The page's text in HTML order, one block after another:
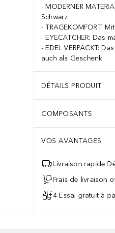
MODERNER
Schwarz
TRAGEKOMFORT:
EYECATCHER: Das
EDEL VERPACKT:
auch als Geschenk
DÉTAILS PRODUIT
COMPOSANTS
VOS AVANTAGES
Livraison rapide
Frais de livraison
4 Essai gratuit à